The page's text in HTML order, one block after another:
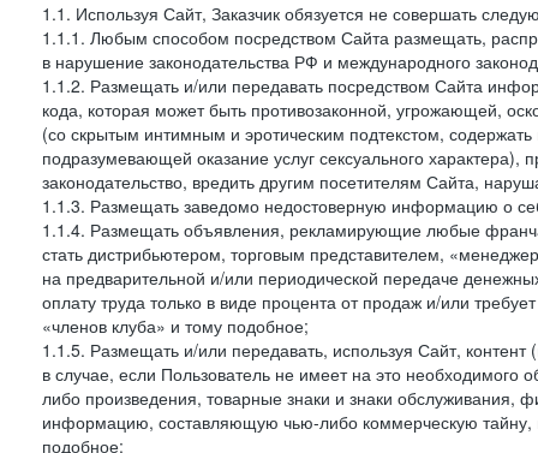
1.1. Используя Сайт, Заказчик обязуется не совершать
1.1.1. Любым способом посредством Сайта размещать,
в нарушение законодательства РФ и международного
1.1.2. Размещать и/или передавать посредством Сайта
кода, которая может быть противозаконной, угрожающей,
(со скрытым интимным и эротическим подтекстом,
подразумевающей оказание услуг сексуального
законодательство, вредить другим посетителям Сайта,
1.1.3. Размещать заведомо недостоверную информацию о
1.1.4. Размещать объявления, рекламирующие любые
стать дистрибьютером, торговым представителем,
на предварительной и/или периодической передаче
оплату труда только в виде процента от продаж и/или
«членов клуба» и тому подобное;
1.1.5. Размещать и/или передавать, используя Сайт,
в случае, если Пользователь не имеет на это
либо произведения, товарные знаки и знаки
информацию, составляющую чью-либо коммерческую тайну,
подобное;